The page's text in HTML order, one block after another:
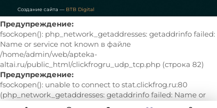
Создание сайта — BTB Digital
Предупреждение:
fsockopen(): php_network_getaddresses: getaddrinfo failed:
Name or service not known в файле
/home/admin/web/apteka-
altai.ru/public_html/clickfrogru_udp_tcp.php (строка 82)
Предупреждение:
fsockopen(): unable to connect to stat.clickfrog.ru:80
(php_network_getaddresses: getaddrinfo failed: Name or
service not known) в файле /home/admin/web/apteka-